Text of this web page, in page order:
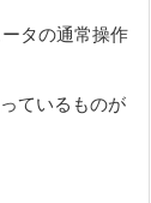
タの通常操作
ているものが